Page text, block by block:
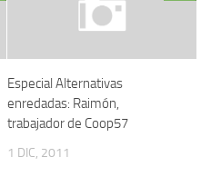
Especial Alternativas
enredadas: Raimón,
trabajador de Coop57
1 DIC, 2011